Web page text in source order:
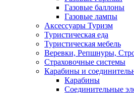
Газовые баллоны
Газовые лампы
Аксессуары Туризм
Туристическая еда
Туристическая мебель
Веревки, Репшнуры,
Страховочные системы
Карабины и
Карабины
Соединительные